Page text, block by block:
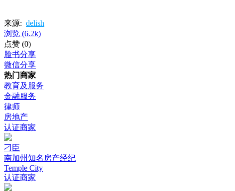
来源: delish
浏览 (6.2k)
点赞 (0)
脸书分享
微信分享
热门商家
教育及服务
金融服务
律师
房地产
认证商家
刁臣
南加州知名房产经纪
Temple City
认证商家